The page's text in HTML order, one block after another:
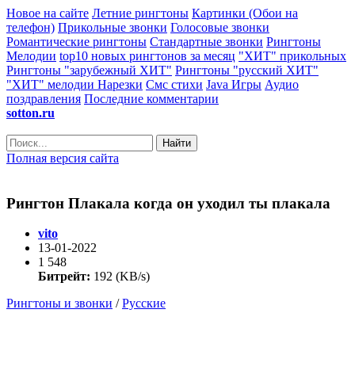
Новое на сайте Летние рингтоны Картинки (Обои на
телефон) Прикольные звонки Голосовые звонки
Романтические рингтоны Стандартные звонки Рингтоны
Мелодии top10 новых рингтонов за месяц "ХИТ" прикольных
Рингтоны "зарубежный ХИТ" Рингтоны "русский ХИТ"
"ХИТ" мелодии Нарезки Смс стихи Java Игры Аудио
поздравления Последние комментарии
sotton.ru
Найти
Полная версия сайта
Рингтон Плакала когда он уходил ты плакала
vito
13-01-2022
1 548
Битрейт: 192 (KB/s)
Рингтоны и звонки /Русские